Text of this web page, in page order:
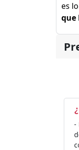
es lo
que
-